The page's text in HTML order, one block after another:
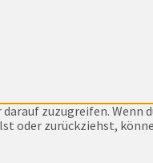
zuzugreifen. Wenn
oder zurückziehst,